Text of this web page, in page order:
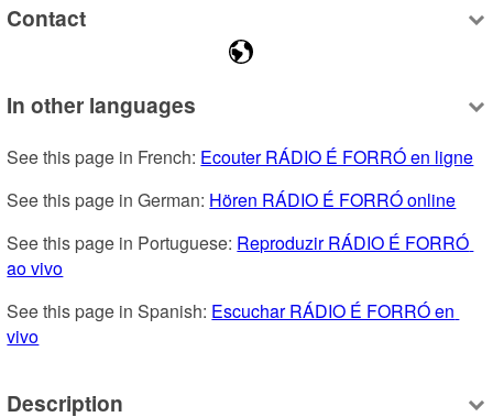
Contact
In other languages
See this page in French: Ecouter RÁDIO É FORRÓ en ligne
See this page in German: Hören RÁDIO É FORRÓ online
See this page in Portuguese: Reproduzir RÁDIO É FORRÓ
ao vivo
See this page in Spanish: Escuchar RÁDIO É FORRÓ en
vivo
Description